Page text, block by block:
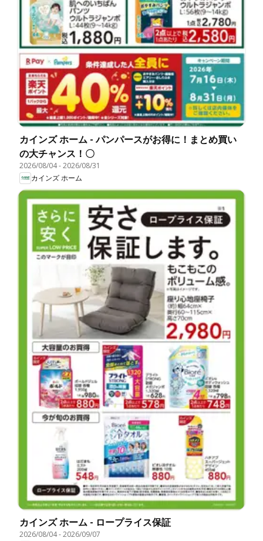
カインズ ホーム - パンパースがお得に！まとめ買い
の大チャンス！〇
2026/08/04-2026/08/31
カインズ ホーム
カインズ ホーム - ロープライス保証
2026/08/04-2026/09/07